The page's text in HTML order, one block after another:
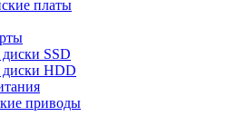
платы
SSD
диски HDD
приводы